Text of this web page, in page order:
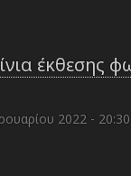
έκθεσης
2022 - 20:30